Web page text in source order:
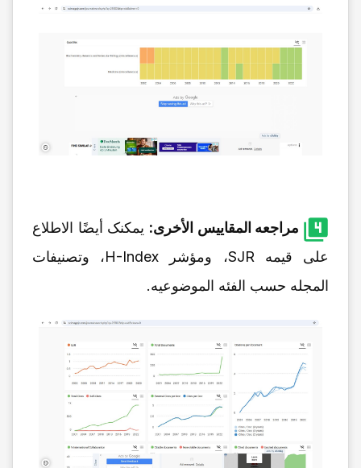
مراجعه المقاییس الأخرى: یمکنک أیضًا الاطلاع
على قیمه SJR، ومؤشر H-Index، وتصنیفات
المجله حسب الفئه الموضوعیه.